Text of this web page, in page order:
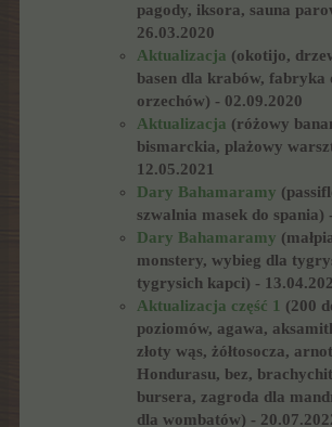
pagody, iksora, sauna
26.03.2020
Aktualizacja (okotijo,
basen dla krabów, fabryka
orzechów) - 02.09.2020
Aktualizacja (różowy
bismarckia, plażowy
12.05.2021
Dary Bahamaramy
szwalnia masek do spania)
Dary Bahamaramy
monstery, wybieg dla
tygrysich kapci) -
Aktualizacja część 1 (200
poziomów, agawa,
złoty wąs, żółtosocza,
Hondurasu, bez,
bursera, zagroda dla
dla wombatów) -